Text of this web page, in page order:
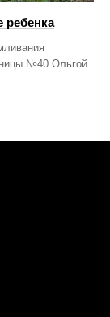
ребенка
№40 Ольгой